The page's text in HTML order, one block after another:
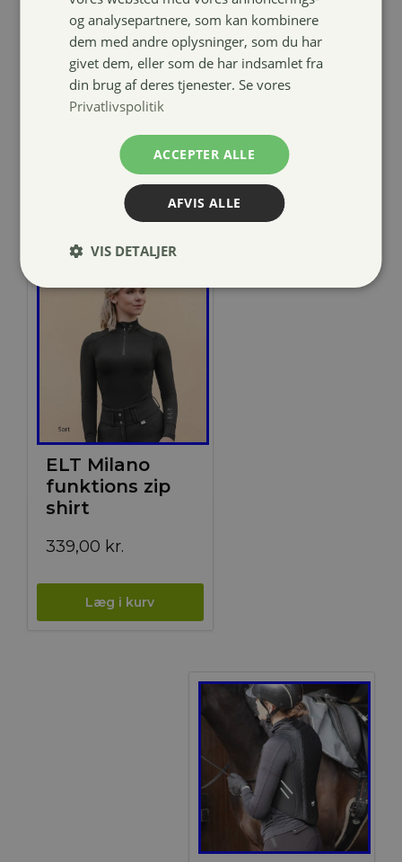
Harrys Horse
Matterhorn
sparkle
1.199,00kr.
ELT Milano
funktions zip
shirt
339,00 kr.
og analysepartnere, som kan kombinere
dem med andre oplysninger, som du har
givet dem, eller som de har indsamlet fra
din brug af deres tjenester. Se vores
Privatlivspolitik
ACCEPTER ALLE
AFVIS ALLE
VIS DETALJER